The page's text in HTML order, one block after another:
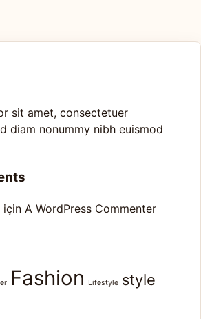
sit amet, consectetuer
diam nonummy nibh euismod
için A WordPress Commenter
Fashion Lifestyle style